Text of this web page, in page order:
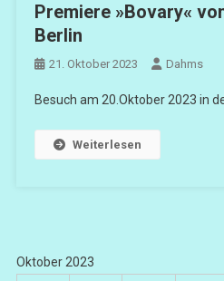
Premiere »Bovary«
Berlin
21. Oktober 2023 Dahms
Besuch am 20.Oktober 2023 in
Weiterlesen
Oktober 2023